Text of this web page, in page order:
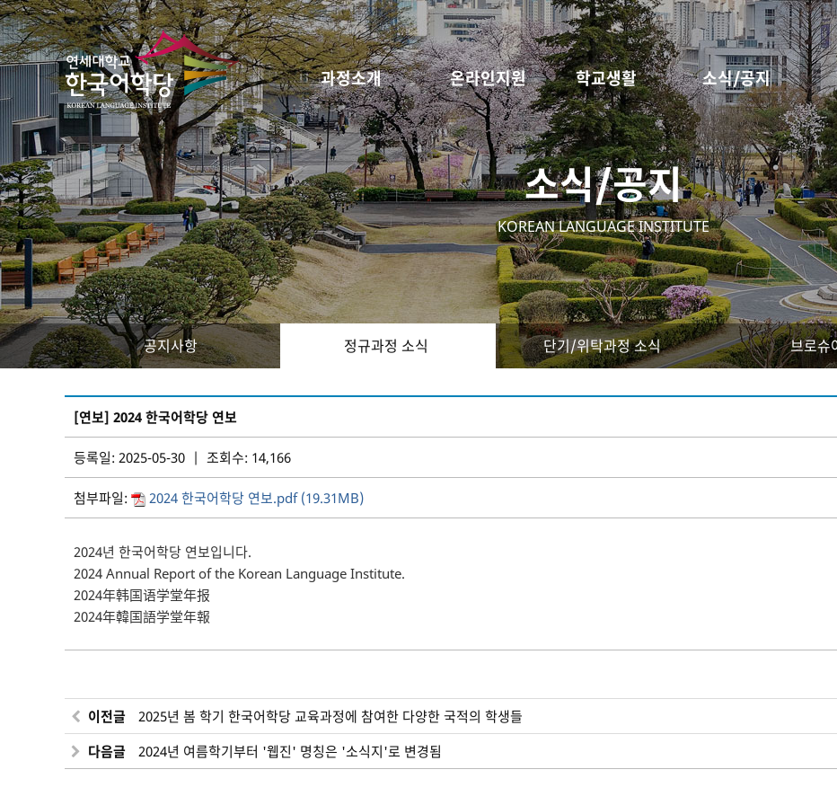
과정소개 온라인지원 학교생활 소식/공지
소식/공지
KOREAN LANGUAGE INSTITUTE
공지사항 정규과정 소식 단기/위탁과정 소식 브로슈
[연보] 2024 한국어학당 연보
등록일: 2025-05-30 | 조회수: 14,166
첨부파일: 2024 한국어학당 연보.pdf (19.31MB)
2024년 한국어학당 연보입니다.
2024 Annual Report of the Korean Language Institute.
2024年韩国语学堂年报
2024年韓国語学堂年報
이전글 2025년 봄 학기 한국어학당 교육과정에 참여한 다양한 국적의 학생들
다음글
2024년 여름학기부터 '웹진' 명칭은 '소식지'로 변경됨